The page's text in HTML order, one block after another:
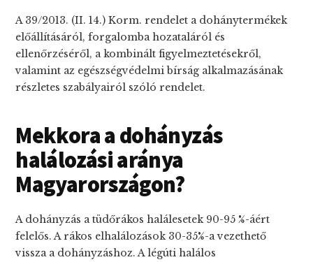
A 39/2013. (II. 14.) Korm. rendelet a dohánytermékek
előállításáról, forgalomba hozataláról és
ellenőrzéséről, a kombinált figyelmeztetésekről,
valamint az egészségvédelmi bírság alkalmazásának
részletes szabályairól szóló rendelet.
Mekkora a dohányzás
halálozási aránya
Magyarországon?
A dohányzás a tüdőrákos halálesetek 90-95 %-áért
felelős. A rákos elhalálozások 30-35%-a vezethető
vissza a dohányzáshoz. A légúti halálos